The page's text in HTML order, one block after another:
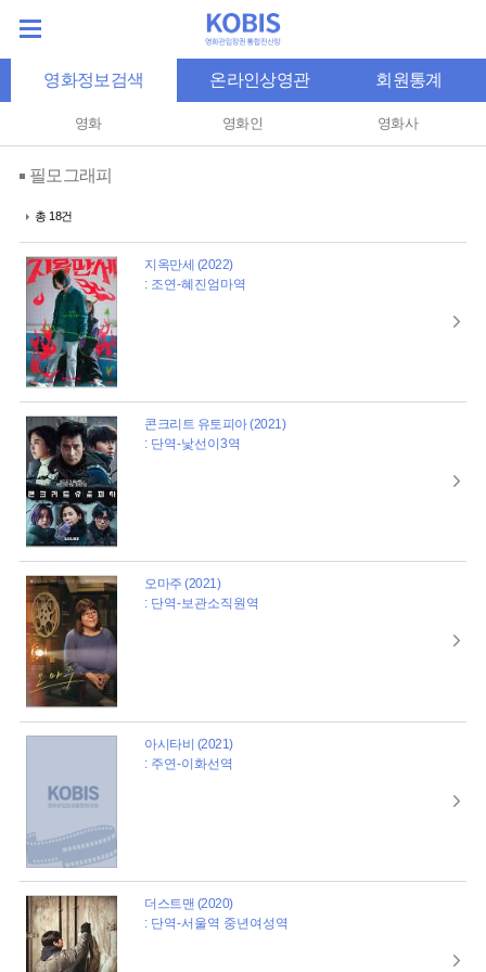
영화정보검색 온라인상영관 회원통계
영화 영화인 영화사
필모그래피
총 18건
지옥만세 (2022)
: 조연-혜진엄마역
콘크리트 유토피아 (2021)
: 단역-낯선이3역
오마주 (2021)
: 단역-보관소직원역
아시타비 (2021)
: 주연-이화선역
더스트맨 (2020)
: 단역-서울역 중년여성역